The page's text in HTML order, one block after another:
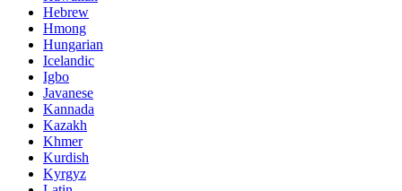
Hebrew
Hmong
Hungarian
Icelandic
Igbo
Javanese
Kannada
Kazakh
Khmer
Kurdish
Kyrgyz